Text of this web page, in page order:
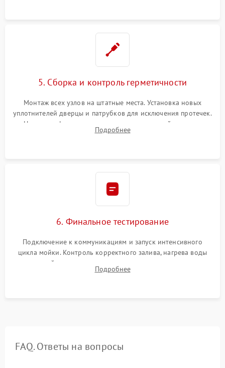
5. Сборка и контроль герметичности
Монтаж всех узлов на штатные места. Установка новых
уплотнителей дверцы и патрубков для исключения протечек.
Надежная фиксация хомутов гидравлической системы,
сборка корпуса и установка датчика поплавка.
Подробнее
6. Финальное тестирование
Подключение к коммуникациям и запуск интенсивного
цикла мойки. Контроль корректного залива, нагрева воды
до нужной температуры, отсутствия посторонних шумов,
штатного слива и абсолютной сухости в поддоне.
Подробнее
FAQ. Ответы на вопросы